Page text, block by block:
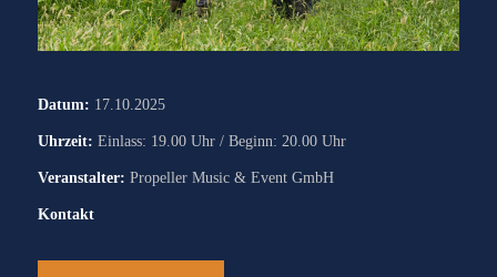
Datum: 17.10.2025
Uhrzeit: Einlass: 19.00 Uhr / Beginn: 20.00 Uhr
Veranstalter: Propeller Music & Event GmbH
Kontakt